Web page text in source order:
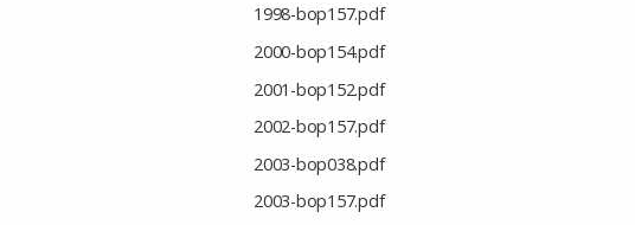
1998-bop157.pdf
2000-bop154.pdf
2001-bop152.pdf
2002-bop157.pdf
2003-bop038.pdf
2003-bop157.pdf